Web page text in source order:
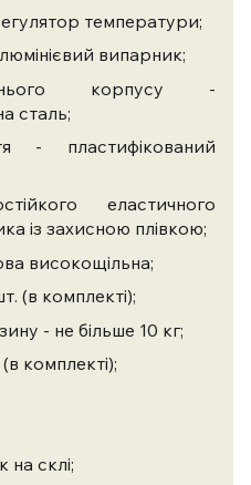
температури;
випарник;
корпусу -
сталь;
- пластифікований
еластичного
із захисною плівкою;
високощільна;
(в комплекті);
- не більше 10 кг;
комплекті);
на склі;